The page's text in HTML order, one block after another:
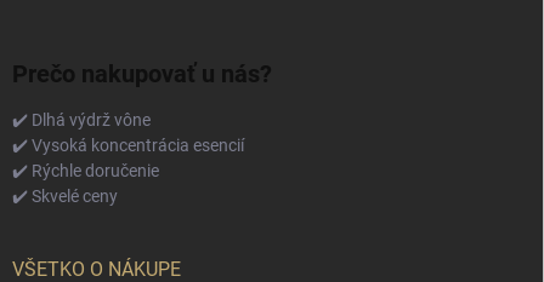
Prečo nakupovať u nás?
✔️ Dlhá výdrž vône
✔️ Vysoká koncentrácia esencií
✔️ Rýchle doručenie
✔️ Skvelé ceny
VŠETKO O NÁKUPE